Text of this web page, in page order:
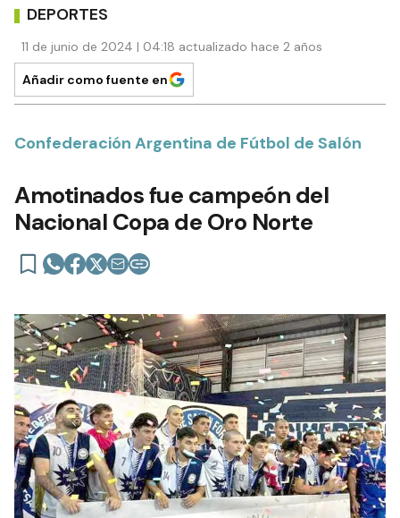
DEPORTES
11 de junio de 2024 | 04:18 actualizado hace 2 años
Añadir como fuente en
Confederación Argentina de Fútbol de Salón
Amotinados fue campeón del
Nacional Copa de Oro Norte